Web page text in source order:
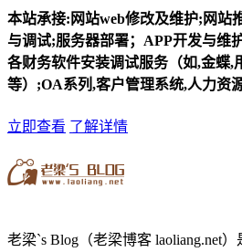
本站承接:网站web修改及维护;网站
与调试;服务器部署；APP开发与维护
各财务软件安装调试服务（如,金蝶,
等）;OA系列,客户管理系统,人力资
立即查看 了解详情
老梁`s Blog（老梁博客 laoliang.net